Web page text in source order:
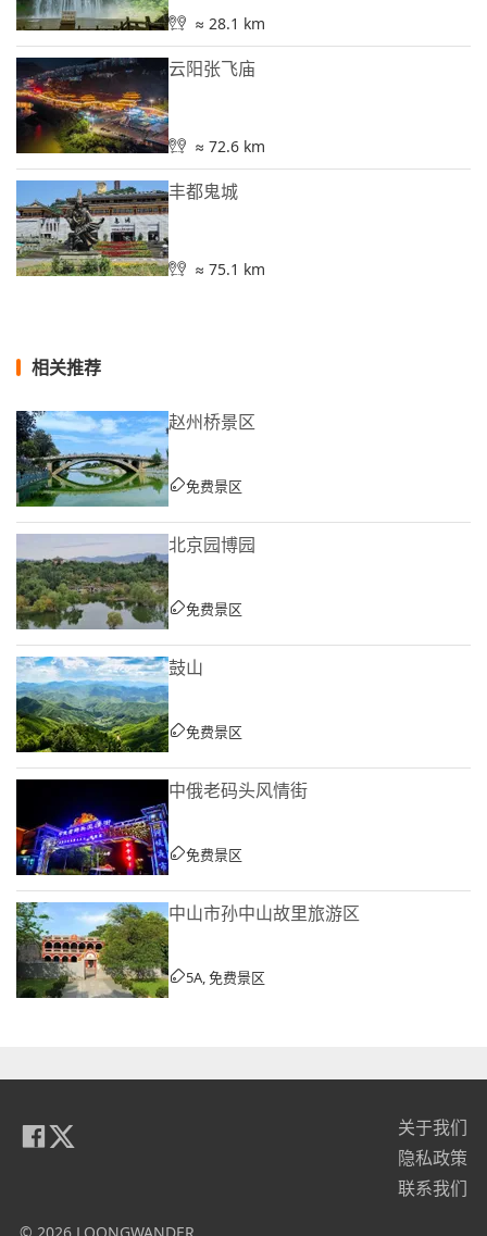
≈ 28.1 km
云阳张飞庙
≈ 72.6 km
丰都鬼城
≈ 75.1 km
相关推荐
赵州桥景区
免费景区
北京园博园
免费景区
鼓山
免费景区
中俄老码头风情街
免费景区
中山市孙中山故里旅游区
5A, 免费景区
关于我们
隐私政策
联系我们